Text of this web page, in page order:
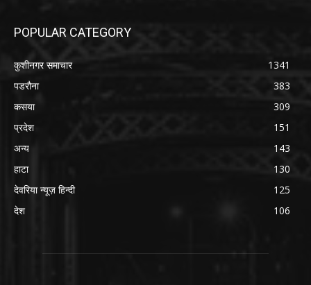
POPULAR CATEGORY
कुशीनगर समाचार
1341
पडरौना
383
कसया
309
प्रदेश
151
अन्य
143
हाटा
130
देवरिया न्यूज़ हिन्दी
125
देश
106